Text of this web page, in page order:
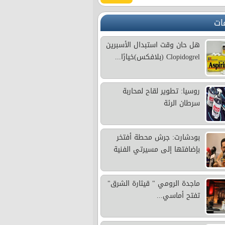
هل حان وقت استبدال الأسبرين
Clopidogrel (بلافكس)خيارًا...
روسيا: تطوير لقاح لمحاربة
سرطان الرئة
بودشارت: جرش محطة أفتخر
بإضافتها إلى مسيرتي الفنية
ماجدة الرومي " قيثارة الشرق"
تفتح أماسي...